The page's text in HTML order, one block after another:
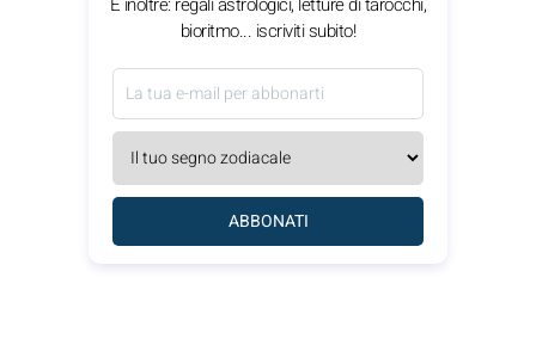
bioritmo... iscriviti subito!
ABBONATI